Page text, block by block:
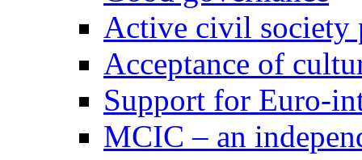
Active civil society
Acceptance of
Support for Euro-
MCIC – an